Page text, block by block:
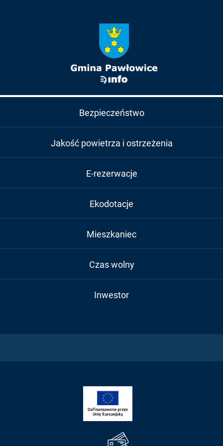
Bezpieczeństwo
Jakość powietrza i ostrzeżenia
E-rezerwacje
Ekodotacje
Mieszkaniec
Czas wolny
Inwestor